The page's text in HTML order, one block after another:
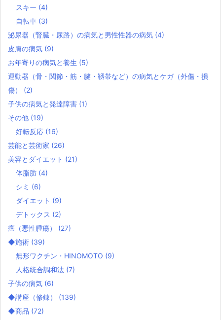
スキー (4)
自転車 (3)
泌尿器（腎臓・尿路）の病気と男性性器の病気 (4)
皮膚の病気 (9)
お年寄りの病気と養生 (5)
運動器（骨・関節・筋・腱・靱帯など）の病気とケガ（外傷・損
傷） (2)
子供の病気と発達障害 (1)
その他 (19)
好転反応 (16)
芸能と芸術家 (26)
美容とダイエット (21)
体脂肪 (4)
シミ (6)
ダイエット (9)
デトックス (2)
癌（悪性腫瘍） (27)
◆施術 (39)
無形ワクチン・HINOMOTO (9)
人格統合調和法 (7)
子供の病気 (6)
◆講座（修錬） (139)
◆商品 (72)